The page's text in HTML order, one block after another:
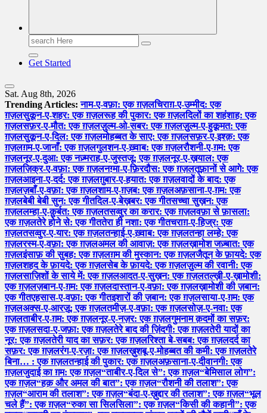
Search
for:
Get Started
Sat. Aug 8th, 2026
Trending Articles: नाम-ए-वफ़ा: एक ग़ज़लचिराग़-ए-उम्मीद: एक
ग़ज़लसुकून-ए-शहर: एक ग़ज़लरूह की पुकार: एक ग़ज़लदिलों का शहंशाह: एक
ग़ज़लसफ़र-ए-मौत: एक ग़ज़लज़ुल्म-ओ-सबर: एक ग़ज़लज़ुल्म-ए-हुक़ूमत: एक
ग़ज़लसुकून-ए-दिल: एक ग़ज़लमोहब्बत के साए: एक ग़ज़लसफ़र-ए-इश्क़: एक
ग़ज़लग़म-ए-जानाँ: एक ग़ज़लगुलशन-ए-ख़्वाब: एक ग़ज़लरौशनी-ए-ग़म: एक
ग़ज़लनूर-ए-दुआ: एक नज़्मराह-ए-जुस्तजू: एक ग़ज़लनूर-ए-ख़याल: एक
ग़ज़लज़िक्र-ए-वफ़ा: एक ग़ज़लनग़्मा-ए-फ़िरदौस: एक ग़ज़लतूफ़ानों से आगे: एक
ग़ज़लआइना-ए-दर्द: एक ग़ज़लग़ुबार-ए-हयात: एक ग़ज़लवादों के बाद: एक
ग़ज़लज़बाँ-ए-वफ़ा: एक ग़ज़लशाम-ए-ग़ज़ब: एक ग़ज़लअफ़साना-ए-ग़म: एक
ग़ज़लबेबी बेबी सुन: एक गीतदिल-ए-बेख़बर: एक गीतसच्चा सुख़न: एक
ग़ज़ललम्हा-ए-क़ुर्बत: एक ग़ज़लतसव्वुर का करार: एक ग़ज़लवफ़ा से फ़ासला:
एक ग़ज़लतेरे होने से: एक गीततेरा ही नशा: एक गीतचराग़-ए-हिज्र: एक
ग़ज़लतसव्वुर-ए-यार: एक ग़ज़लतन्हाई-ए-ख़्वाब: एक ग़ज़लतन्हा लम्हे: एक
ग़ज़लरस्म-ए-वफ़ा: एक ग़ज़लअमल की आवाज़: एक ग़ज़लख़ामोश जज़्बात: एक
ग़ज़लइंसाफ़ की सुबह: एक ग़ज़लग़म की मुस्कान: एक ग़ज़लजैतून के फ़ायदे: एक
ग़ज़लशहद के फ़ायदे: एक ग़ज़लसेब के फ़ायदे: एक ग़ज़लज़ुल्म की रवानी: एक
ग़ज़लसाज़िशों के साये में: एक ग़ज़लआदत-ए-सुख़न: एक ग़ज़लतल्ख़ी-ए-ख़ामोशी:
एक ग़ज़लज़बान-ए-ग़म: एक ग़ज़लदास्तान-ए-वफ़ा: एक ग़ज़लख़ामोशी की ज़बान:
एक गीतएहसास-ए-वफ़ा: एक गीतइशारों की ज़बान: एक ग़ज़लसाया-ए-ग़म: एक
ग़ज़लअक्स-ए-आरज़ू: एक ग़ज़लतमीज़-ए-वफ़ा: एक ग़ज़लसोज़-ए-नवा: एक
ग़ज़लताबीर-ए-ग़म: एक ग़ज़लनूर-ए-नज़र: एक ग़ज़लगुमनाम क़दमों का सफ़र:
एक ग़ज़लसदा-ए-जफ़ा: एक ग़ज़लतेरे बाद की ज़िंदगी: एक ग़ज़लतेरी यादों का
नूर: एक ग़ज़लतेरी याद का सफ़र: एक ग़ज़लरिश्ता बे-सबब: एक ग़ज़लदर्द का
सफ़र: एक ग़ज़लरंग-ए-रज़ा: एक ग़ज़लख़ुशबू-ए-मोहब्बत की कमी: एक ग़ज़लतेरे
बिना… : एक ग़ज़लतन्हाई की पुकार: एक ग़ज़लअफ़साना-ए-दीवानगी: एक
ग़ज़लजुदाई का ग़म: एक ग़ज़ल“ताबीर-ए-दिल से”: एक ग़ज़ल“बेमिसाल लोग”:
एक ग़ज़ल“हक़ और अमल की बात”: एक ग़ज़ल“रौशनी की तलाश”: एक
ग़ज़ल“आराम की तलाश”: एक ग़ज़ल“बंदा-ए-ख़ुद्दार की तलाश”: एक ग़ज़ल“भूल
चले हैं”: एक ग़ज़ल“रुका सा सिलसिला”: एक ग़ज़ल“किसी की कहानी”: एक